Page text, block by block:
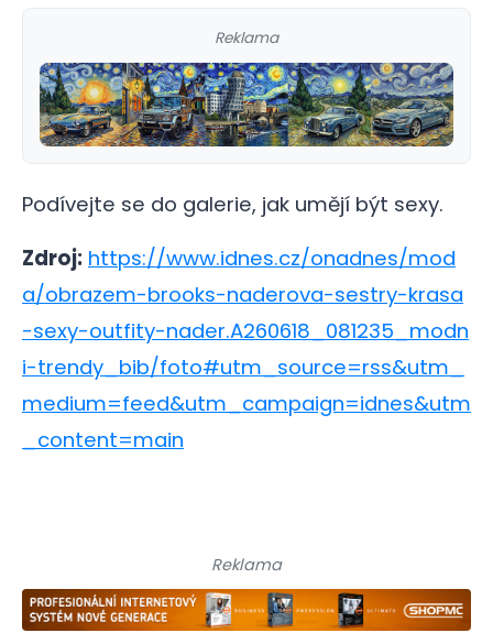
Reklama
Podívejte se do galerie, jak umějí být sexy.
Zdroj: https://www.idnes.cz/onadnes/mod
a/obrazem-brooks-naderova-sestry-krasa
-sexy-outfity-nader.A260618_081235_modn
i-trendy_bib/foto#utm_source=rss&utm_
medium=feed&utm_campaign=idnes&utm
_content=main
Reklama